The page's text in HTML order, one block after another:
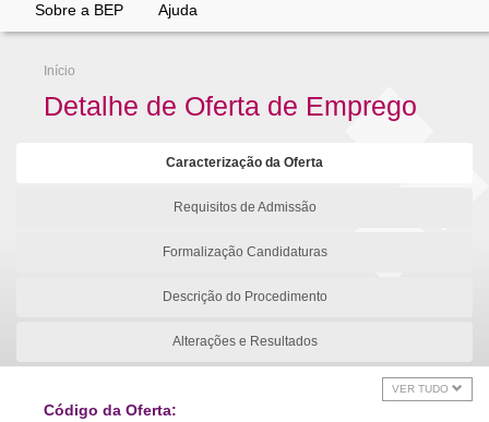
Sobre a BEP Ajuda
Início
Detalhe de Oferta de Emprego
Caracterização da Oferta
Requisitos de Admissão
Formalização Candidaturas
Descrição do Procedimento
Alterações e Resultados
VER TUDO
Código da Oferta: